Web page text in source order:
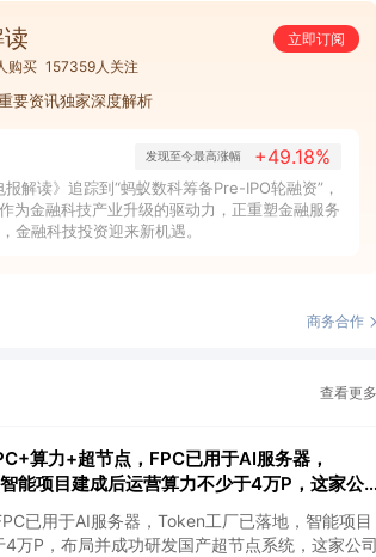
立即订阅
购买 157359人关注
要资讯独家深度解析
发现至今最高涨幅 +49.18%
解读》追踪到“蚂蚁数科筹备Pre-IPO轮融资”，
为金融科技产业升级的驱动力，正重塑金融服务
金融科技投资迎来新机遇。
商务合作
查看更多
算力+超节点，FPC已用于AI服务器，
能项目建成后运营算力不少于4万P，这家公
超节点系统
已用于AI服务器，Token工厂已落地，智能项目
万P，布局并成功研发国产超节点系统，这家公司